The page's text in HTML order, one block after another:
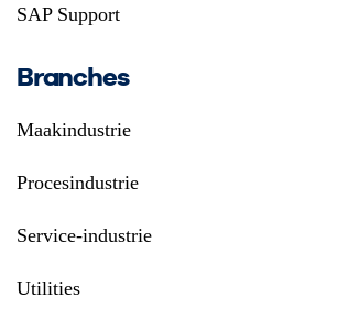
SAP Support
Branches
Maakindustrie
Procesindustrie
Service-industrie
Utilities